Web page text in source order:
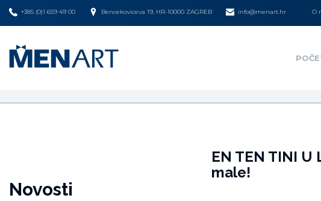
+385 (0)1 659 49 00 Bencekoviceva 19, HR-10000 ZAGREB info@menart.hr O
Novosti
EN TEN TINI U
male!